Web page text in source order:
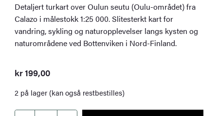
Detaljert turkart over Oulun seutu (Oulu-området) fra
Calazo i målestokk 1:25 000. Slitesterkt kart for
vandring, sykling og naturopplevelser langs kysten og
naturområdene ved Bottenviken i Nord-Finland.
kr199,00
2 på lager (kan også restbestilles)